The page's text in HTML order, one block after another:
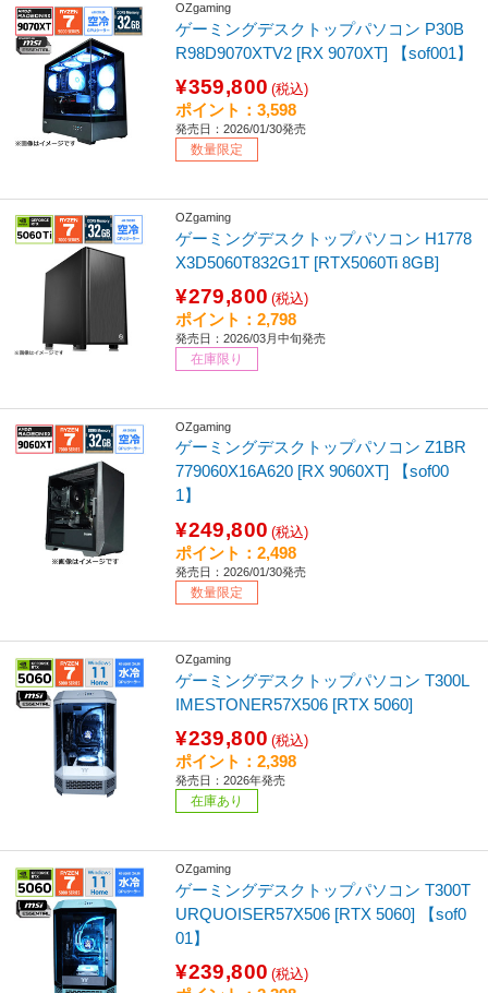
OZgaming
ゲーミングデスクトップパソコン P30B
R98D9070XTV2 [RX 9070XT] 【sof001】
¥359,800 (税込)
ポイント：3,598
発売日：2026/01/30発売
数量限定
OZgaming
ゲーミングデスクトップパソコン H1778
X3D5060T832G1T [RTX5060Ti 8GB]
¥279,800 (税込)
ポイント：2,798
発売日：2026/03月中旬発売
在庫限り
OZgaming
ゲーミングデスクトップパソコン Z1BR
779060X16A620 [RX 9060XT] 【sof00
1】
¥249,800 (税込)
ポイント：2,498
発売日：2026/01/30発売
数量限定
OZgaming
ゲーミングデスクトップパソコン T300L
IMESTONER57X506 [RTX 5060]
¥239,800 (税込)
ポイント：2,398
発売日：2026年発売
在庫あり
OZgaming
ゲーミングデスクトップパソコン T300T
URQUOISER57X506 [RTX 5060] 【sof0
01】
¥239,800 (税込)